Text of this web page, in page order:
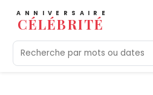
ANNIVERSAIRE
CÉLÉBRITÉ
Aujourd'hui Tendances